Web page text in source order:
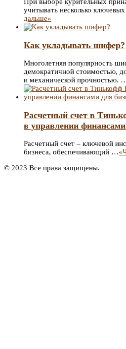
учитывать несколько
дальше»
Как укладывать шифер?
Многолетняя популярность
демократичной стоимостью,
и механической прочностью.
Расчетный счет в
в управлении финансами
Расчетный счет – ключевой
бизнеса, обеспечивающий …
© 2023 Все права защищены.